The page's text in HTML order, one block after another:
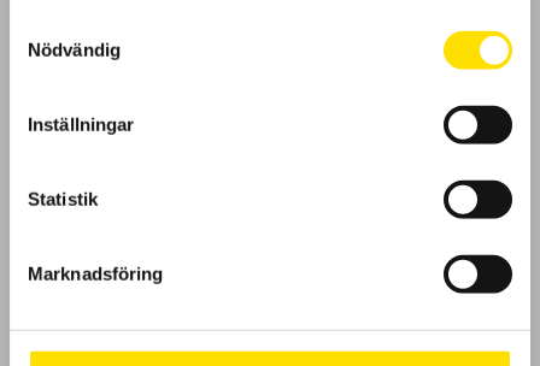
Nödvändig
Inställningar
Statistik
Marknadsföring